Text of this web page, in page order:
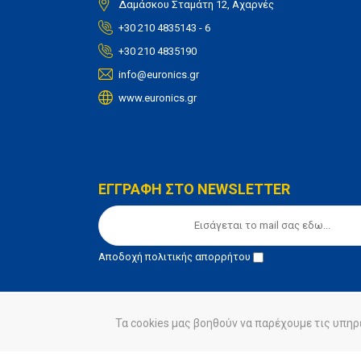
Δαμάσκου Σταμάτη 12, Αχαρνές
+30 210 4835143 - 6
+30 210 4835190
info@euronics.gr
www.euronics.gr
ΕΓΓΡΑΦΗ ΣΤΟ NEWSLETTER
Αποδοχήπολιτικής απορρήτου
© euronics 2020 Όροι Χρήσης Πολιτική
Τα cookies μας βοηθούν να παρέχουμε τις